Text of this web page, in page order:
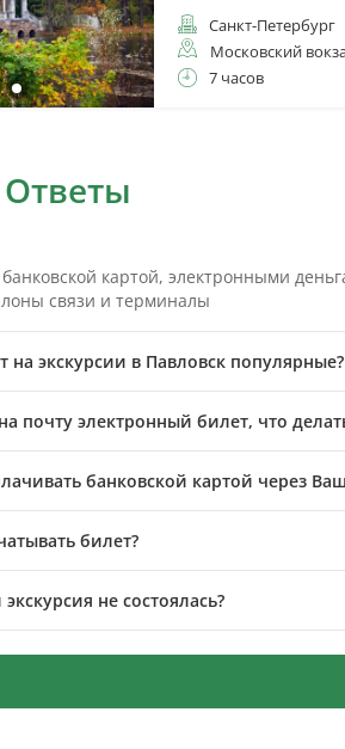
Санкт-Петербург
Московский
7 часов
картой, электронными
связи и терминалы
на экскурсии в Павловск популярные?
почту электронный билет, что
банковской картой через
билет?
не состоялась?